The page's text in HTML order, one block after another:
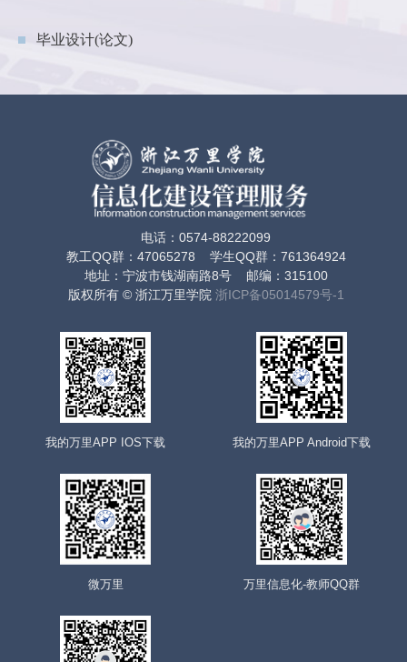
毕业设计(论文)
电话：0574-88222099
教工QQ群：47065278 学生QQ群：761364924
地址：宁波市钱湖南路8号 邮编：315100
版权所有 © 浙江万里学院 浙ICP备05014579号-1
我的万里APP IOS下载 我的万里APP Android下载
微万里 万里信息化-教师QQ群